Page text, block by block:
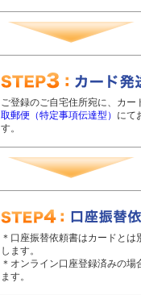
ご登録のご自宅住所宛に、カー
取郵便（特定事項伝達型） にて
す。
＊口座振替依頼書はカードとは
します。
＊オンライン口座登録済みの場
ます。